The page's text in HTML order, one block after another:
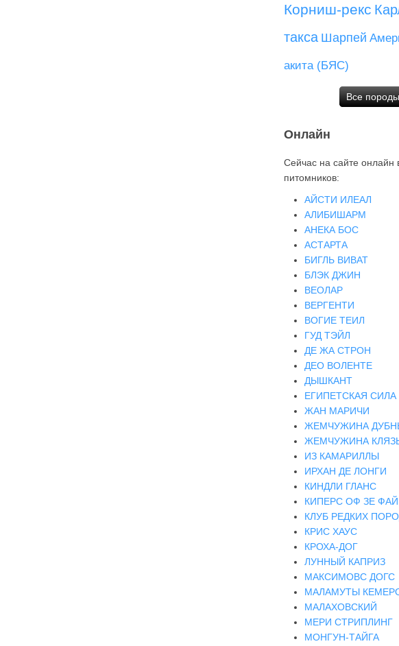
Корниш-рекс
такса Шарпей
акита (БЯС)
Все породы
Онлайн
Сейчас на сайте онлайн
питомников:
АЙСТИ ИЛЕАЛ
АЛИБИШАРМ
АНЕКА БОС
АСТАРТА
БИГЛЬ ВИВАТ
БЛЭК ДЖИН
ВЕОЛАР
ВЕРГЕНТИ
ВОГИЕ ТЕИЛ
ГУД ТЭЙЛ
ДЕ ЖА СТРОН
ДЕО ВОЛЕНТЕ
ДЫШКАНТ
ЕГИПЕТСКАЯ СИЛА
ЖАН МАРИЧИ
ЖЕМЧУЖИНА
ЖЕМЧУЖИНА
ИЗ КАМАРИЛЛЫ
ИРХАН ДЕ ЛОНГИ
КИНДЛИ ГЛАНС
КИПЕРС ОФ ЗЕ
КЛУБ РЕДКИХ
КРИС ХАУС
КРОХА-ДОГ
ЛУННЫЙ КАПРИЗ
МАКСИМОВС ДОГС
МАЛАМУТЫ
МАЛАХОВСКИЙ
МЕРИ СТРИПЛИНГ
МОНГУН-ТАЙГА